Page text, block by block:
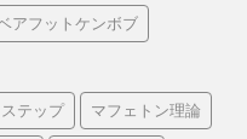
アフットケンボブ
テップ マフェトン理論